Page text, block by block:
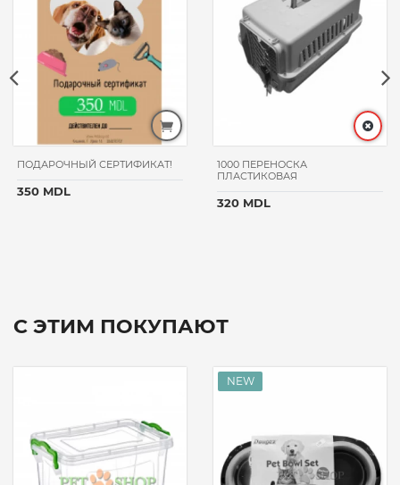
ПОДАРОЧНЫЙ СЕРТИФИКАТ!
350 MDL
1000 ПЕРЕНОСКА
ПЛАСТИКОВАЯ
320 MDL
С ЭТИМ ПОКУПАЮТ